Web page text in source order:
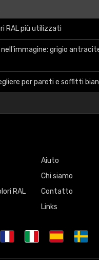
RAL più utilizzati
nell'immagine: grigio
per pareti e soffitti
RAL
Aiuto
Chi siamo
Contatto
Links